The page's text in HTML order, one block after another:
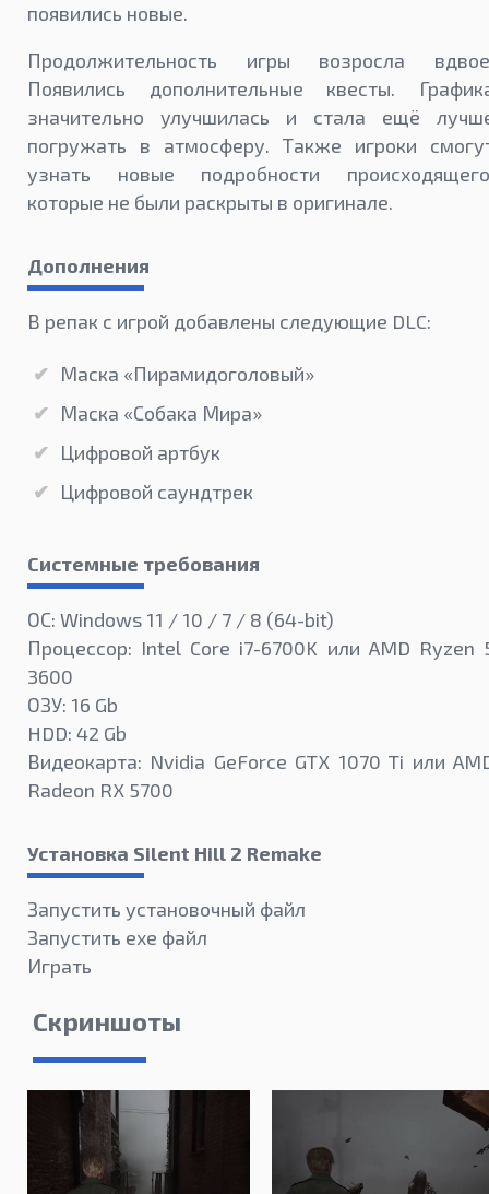
появились новые.
Продолжительность игры возросла
Появились дополнительные квесты.
значительно улучшилась и стала ещё
погружать в атмосферу. Также игроки
узнать новые подробности
которые не были раскрыты в оригинале.
Дополнения
В репак с игрой добавлены следующие DLC:
Маска «Пирамидоголовый»
Маска «Собака Мира»
Цифровой артбук
Цифровой саундтрек
Системные требования
ОС: Windows 11 / 10 / 7 / 8 (64-bit)
Процессор: Intel Core i7-6700K или AMD Ryzen
3600
ОЗУ: 16 Gb
HDD: 42 Gb
Видеокарта: Nvidia GeForce GTX 1070 Ti или
Radeon RX 5700
Установка Silent Hill 2 Remake
Запустить установочный файл
Запустить exe файл
Играть
Скриншоты